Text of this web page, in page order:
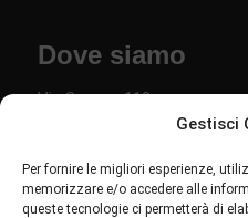
Gestisci
Per fornire le migliori esperienze,
memorizzare e/o accedere alle
queste tecnologie ci permetterà di
Dove siamo
Via Savona 110
36040 Torri di Quartesolo VI
Links